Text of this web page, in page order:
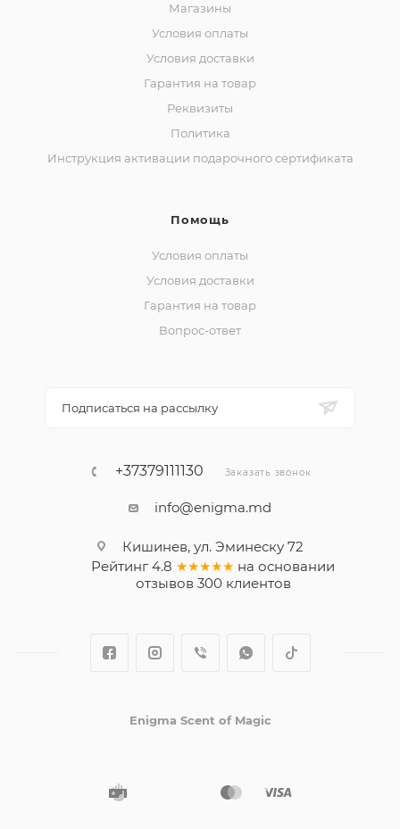
Магазины
Условия оплаты
Условия доставки
Гарантия на товар
Реквизиты
Политика
Инструкция активации подарочного сертификата
Помощь
Условия оплаты
Условия доставки
Гарантия на товар
Вопрос-ответ
Подписаться на рассылку
+37379111130 Заказать звонок
info@enigma.md
Кишинев, ул. Эминеску 72
Рейтинг 4.8 ★★★★★ на основании
отзывов 300клиентов
Enigma Scent of Magic